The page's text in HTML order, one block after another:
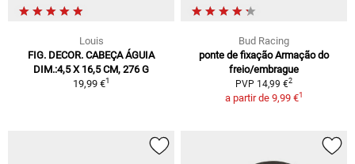
Louis
FIG. DECOR. CABEÇA ÁGUIA
DIM.:4,5 X 16,5 CM, 276 G
19,99 €1
Bud Racing
ponte de fixação Armação do
freio/embrague
PVP 14,99 €2
a partir de 9,99 €1